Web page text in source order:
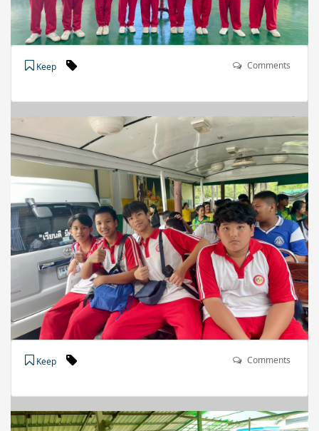
Keep Comments
Keep Comments